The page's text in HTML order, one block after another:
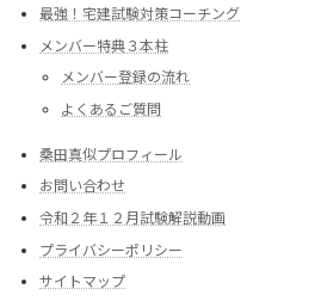
最強！宅建試験対策コーチング
メンバー特典３本柱
メンバー登録の流れ
よくあるご質問
桑田真似プロフィール
お問い合わせ
令和２年１２月試験解説動画
プライバシーポリシー
サイトマップ